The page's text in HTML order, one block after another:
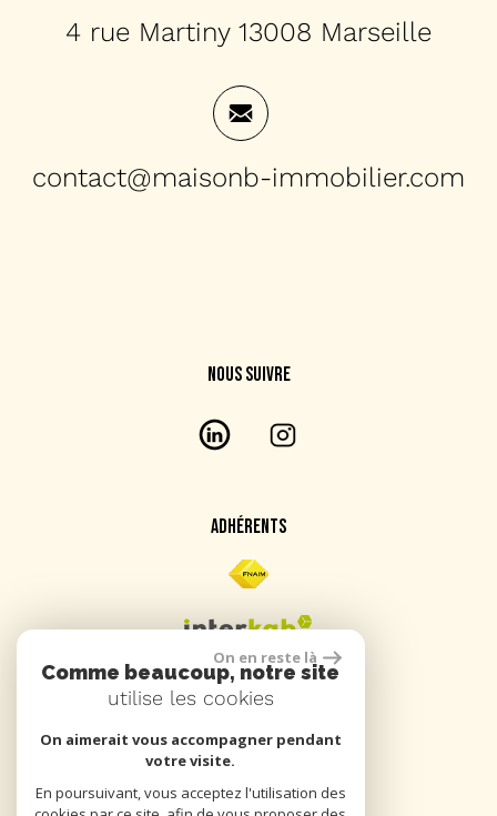
contact@maisonb-immobilier.com
4 rue Martiny 13008 Marseille
NOUS SUIVRE
ADHÉRENTS
SE CONNECTER
On en reste là
Comme beaucoup, notre site
utilise les cookies
On aimerait vous accompagner pendant
votre visite.
En poursuivant, vous acceptez l'utilisation des